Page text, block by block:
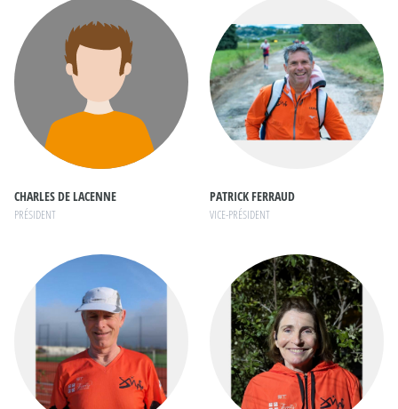
CHARLES DE LACENNE
PRÉSIDENT
PATRICK FERRAUD
VICE-PRÉSIDENT